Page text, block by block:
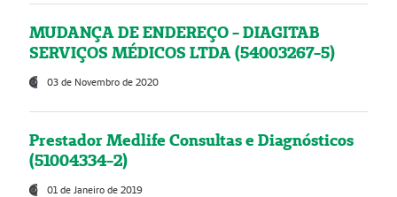
MUDANÇA DE ENDEREÇO - DIAGITAB
SERVIÇOS MÉDICOS LTDA (54003267-5)
03 de Novembro de 2020
Prestador Medlife Consultas e Diagnósticos
(51004334-2)
01 de Janeiro de 2019